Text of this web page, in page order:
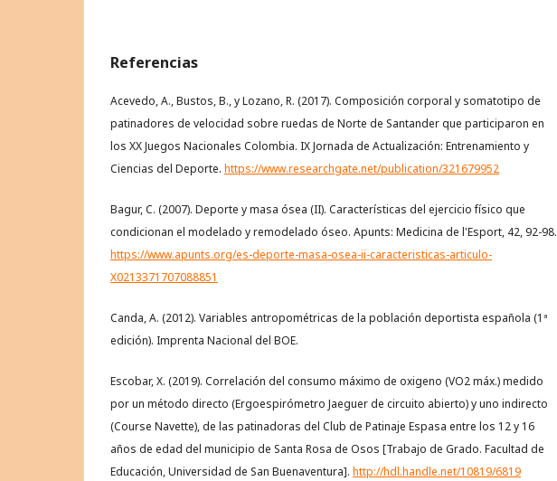
Referencias
Acevedo, A., Bustos, B., y Lozano, R. (2017). Composición corporal y somatotipo de
patinadores de velocidad sobre ruedas de Norte de Santander que participaron en
los XX Juegos Nacionales Colombia. IX Jornada de Actualización: Entrenamiento y
Ciencias del Deporte. https://www.researchgate.net/publication/321679952
Bagur, C. (2007). Deporte y masa ósea (II). Características del ejercicio físico que
condicionan el modelado y remodelado óseo. Apunts: Medicina de l'Esport, 42, 92-98.
https://www.apunts.org/es-deporte-masa-osea-ii-caracteristicas-articulo-
X0213371707088851
Canda, A. (2012). Variables antropométricas de la población deportista española (1ª
edición). Imprenta Nacional del BOE.
Escobar, X. (2019). Correlación del consumo máximo de oxigeno (VO2 máx.) medido
por un método directo (Ergoespirómetro Jaeguer de circuito abierto) y uno indirecto
(Course Navette), de las patinadoras del Club de Patinaje Espasa entre los 12 y 16
años de edad del municipio de Santa Rosa de Osos [Trabajo de Grado. Facultad de
Educación, Universidad de San Buenaventura]. http://hdl.handle.net/10819/6819